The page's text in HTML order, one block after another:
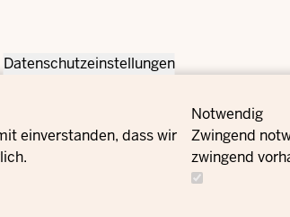
Datenschutzeinstellungen
einverstanden, dass wir
Notwendig
Zwingend
zwingend